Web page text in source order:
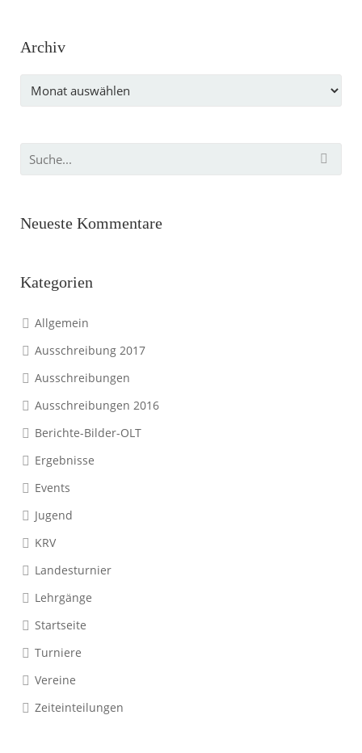
Archiv
Archiv
Neueste Kommentare
Kategorien
Allgemein
Ausschreibung 2017
Ausschreibungen
Ausschreibungen 2016
Berichte-Bilder-OLT
Ergebnisse
Events
Jugend
KRV
Landesturnier
Lehrgänge
Startseite
Turniere
Vereine
Zeiteinteilungen